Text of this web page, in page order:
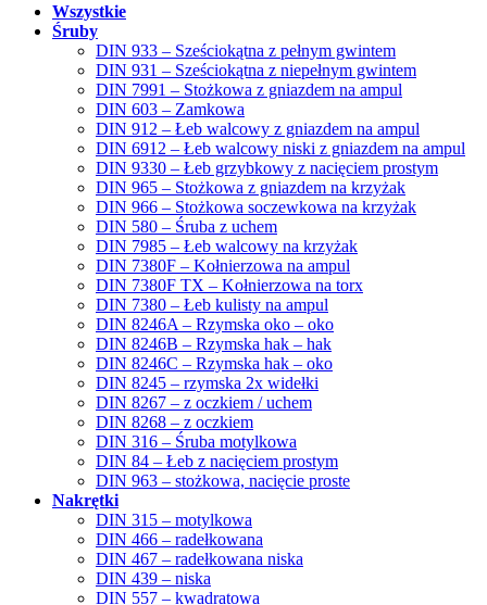
Wszystkie
Śruby
DIN 933 – Sześciokątna z pełnym gwintem
DIN 931 – Sześciokątna z niepełnym gwintem
DIN 7991 – Stożkowa z gniazdem na ampul
DIN 603 – Zamkowa
DIN 912 – Łeb walcowy z gniazdem na ampul
DIN 6912 – Łeb walcowy niski z gniazdem na ampul
DIN 9330 – Łeb grzybkowy z nacięciem prostym
DIN 965 – Stożkowa z gniazdem na krzyżak
DIN 966 – Stożkowa soczewkowa na krzyżak
DIN 580 – Śruba z uchem
DIN 7985 – Łeb walcowy na krzyżak
DIN 7380F – Kołnierzowa na ampul
DIN 7380F TX – Kołnierzowa na torx
DIN 7380 – Łeb kulisty na ampul
DIN 8246A – Rzymska oko – oko
DIN 8246B – Rzymska hak – hak
DIN 8246C – Rzymska hak – oko
DIN 8245 – rzymska 2x widełki
DIN 8267 – z oczkiem / uchem
DIN 8268 – z oczkiem
DIN 316 – Śruba motylkowa
DIN 84 – Łeb z nacięciem prostym
DIN 963 – stożkowa, nacięcie proste
Nakrętki
DIN 315 – motylkowa
DIN 466 – radełkowana
DIN 467 – radełkowana niska
DIN 439 – niska
DIN 557 – kwadratowa